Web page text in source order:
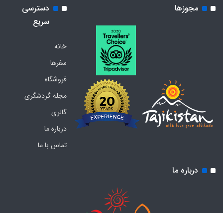
مجوزها
دسترسی
سریع
خانه
سفرها
فروشگاه
مجله گردشگری
گالری
درباره ما
تماس با ما
درباره ما